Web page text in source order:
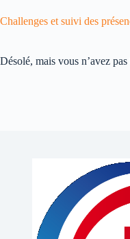
Challenges et suivi des
Désolé, mais vous n’avez